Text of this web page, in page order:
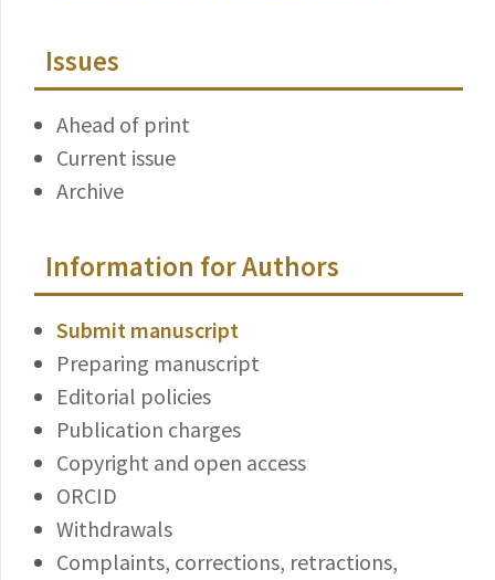
Issues
Ahead of print
Current issue
Archive
Information for Authors
Submit manuscript
Preparing manuscript
Editorial policies
Publication charges
Copyright and open access
ORCID
Withdrawals
Complaints, corrections, retractions,